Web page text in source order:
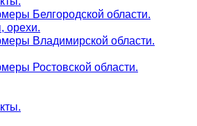
Белгородской области.
орехи.
Владимирской области.
Ростовской области.